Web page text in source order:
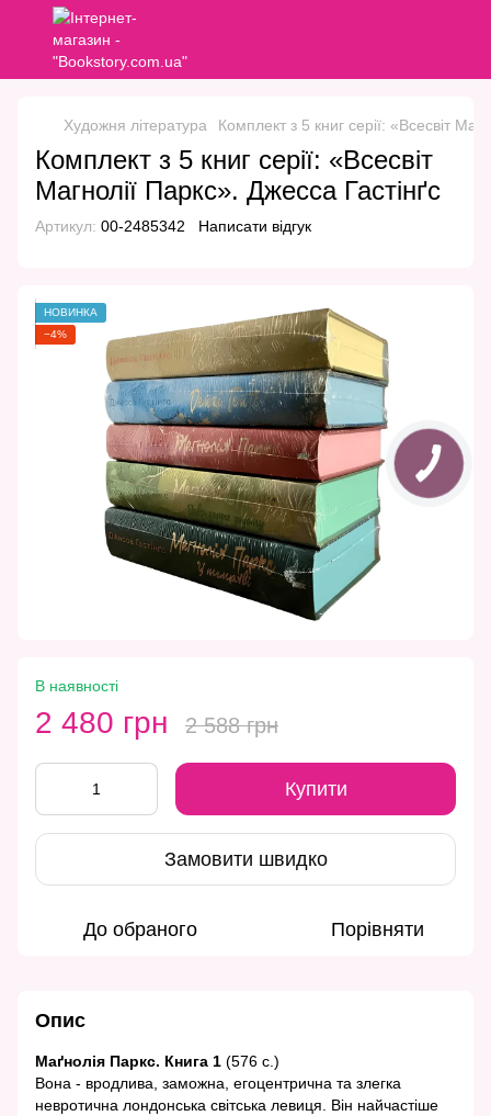
Художня література Комплект з 5 книг серії: «Всесвіт
Комплект з 5 книг серії: «Всесвіт
Магнолії Паркс». Джесса Гастінґс
Артикул: 00-2485342 Написати відгук
НОВИНКА
−4%
В наявності
2 480 грн 2 588 грн
Купити
Замовити швидко
До обраного Порівняти
Опис
Маґнолія Паркс. Книга 1 (576 с.)
Вона - вродлива, заможна, егоцентрична та злегка
невротична лондонська світська левиця. Він найчастіше